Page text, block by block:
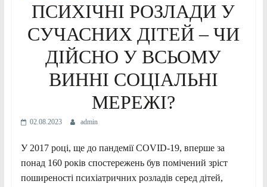
ПСИХІЧНІ РОЗЛАДИ У
СУЧАСНИХ ДІТЕЙ – ЧИ
ДІЙСНО У ВСЬОМУ
ВИННІ СОЦІАЛЬНІ
МЕРЕЖІ?
02.08.2023 admin
У 2017 році, ще до пандемії COVID-19, вперше за
понад 160 років спостережень був помічений зріст
поширеності психіатричних розладів серед дітей,